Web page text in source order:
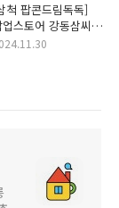
척 팝콘드림독독]
스토어 강동삼씨의
다